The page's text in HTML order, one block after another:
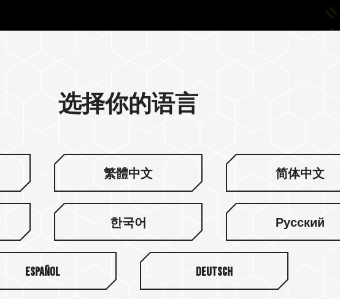
种部队军规迷彩风格设
T-FORCE VULCAN TUF
选择你的语言
繁體中文 简体中文
한국어 Русский
Español Deutsch